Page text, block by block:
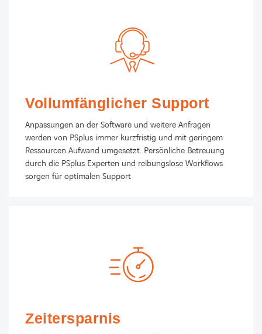
Vollumfänglicher Support
Anpassungen an der Software und weitere Anfragen
werden von PSplus immer kurzfristig und mit geringem
Ressourcen Aufwand umgesetzt. Persönliche Betreuung
durch die PSplus Experten und reibungslose Workflows
sorgen für optimalen Support
Zeitersparnis